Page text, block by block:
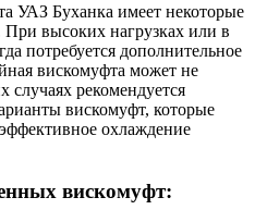
УАЗ Буханка имеет некоторые
При высоких нагрузках или в
потребуется дополнительное
вискомуфта может не
случаях рекомендуется
вискомуфт, которые
охлаждение
вискомуфт: